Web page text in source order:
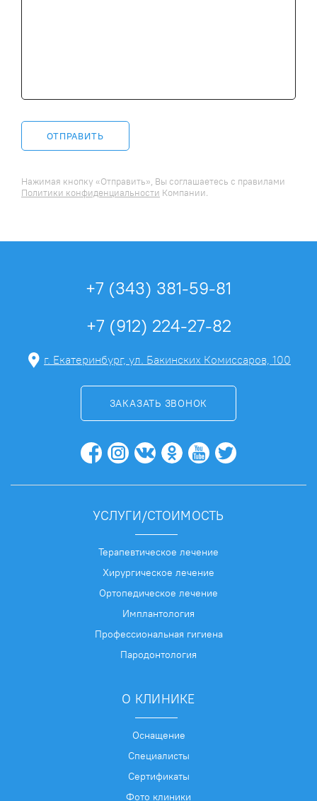
ОТПРАВИТЬ
Нажимая кнопку «Отправить», Вы соглашаетесь c правилами
Политики конфиденциальности Компании.
+7 (343) 381-59-81
+7 (912) 224-27-82
г. Екатеринбург, ул. Бакинских Комиссаров, 100
ЗАКАЗАТЬ ЗВОНОК
УСЛУГИ/СТОИМОСТЬ
Терапевтическое лечение
Хирургическое лечение
Ортопедическое лечение
Имплантология
Профессиональная гигиена
Пародонтология
О КЛИНИКЕ
Оснащение
Специалисты
Сертификаты
Фото клиники